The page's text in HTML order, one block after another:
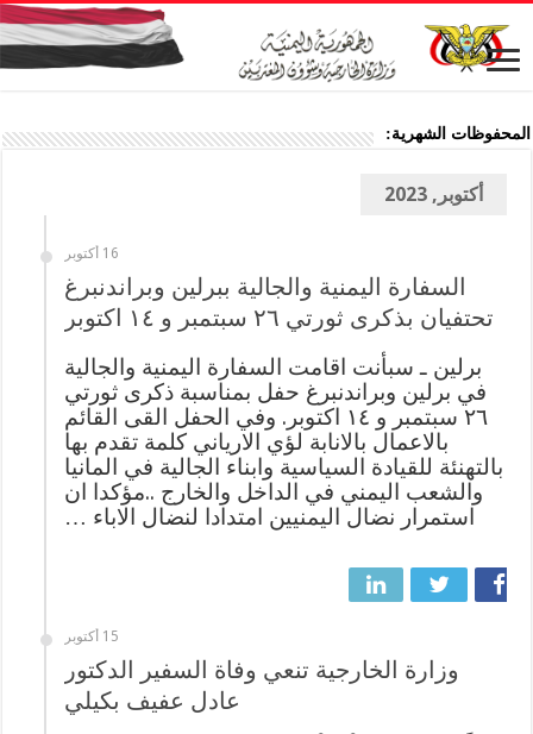
المحفوظات الشهرية:
أكتوبر, 2023
16 أكتوبر
السفارة اليمنية والجالية ببرلين وبراندنبرغ
تحتفيان بذكرى ثورتي ٢٦ سبتمبر و ١٤ اكتوبر
برلين ـ سبأنت اقامت السفارة اليمنية والجالية
في برلين وبراندنبرغ حفل بمناسبة ذكرى ثورتي
٢٦ سبتمبر و ١٤ اكتوبر. وفي الحفل القى القائم
بالاعمال بالانابة لؤي الارياني كلمة تقدم بها
بالتهنئة للقيادة السياسية وابناء الجالية في المانيا
والشعب اليمني في الداخل والخارج ..مؤكدا ان
استمرار نضال اليمنيين امتدادا لنضال الاباء …
15 أكتوبر
وزارة الخارجية تنعي وفاة السفير الدكتور
عادل عفيف بكيلي